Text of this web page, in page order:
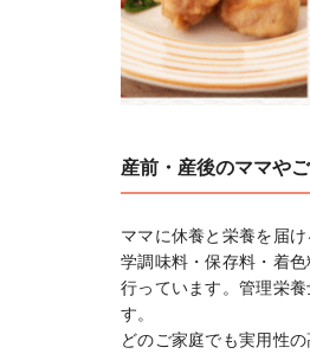
産前・産後のママや
ママに休養と栄養を届
学調味料・保存料・着
行っています。管理栄
す。
どのご家庭でも実用性